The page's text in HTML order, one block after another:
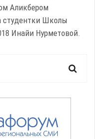
Аликбером
студентки Школы
Инайи Нурметовой.